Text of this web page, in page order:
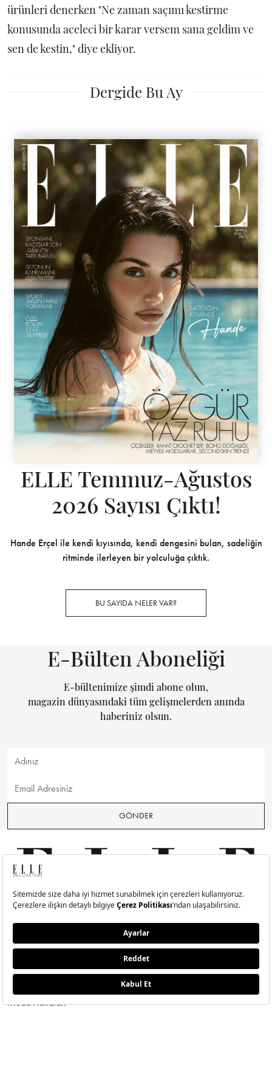
ürünleri denerken "Ne zaman saçımı kestirme
konusunda aceleci bir karar versem sana geldim ve
sen de kestin," diye ekliyor.
Dergide Bu Ay
ELLE Temmuz-Ağustos
2026 Sayısı Çıktı!
Hande Erçel ile kendi kıyısında, kendi dengesini bulan, sadeliğin
ritminde ilerleyen bir yolculuğa çıktık.
BU SAYIDA NELER VAR?
E-Bülten Aboneliği
E-bültenimize şimdi abone olun,
magazin dünyasındaki tüm gelişmelerden anında
haberiniz olsun.
GÖNDER
MODA
Trend
Moda Haftaları
ETKLINLIK
Elle Style Awards
Elle Etkinlikleri
Makyaj
Sağlık